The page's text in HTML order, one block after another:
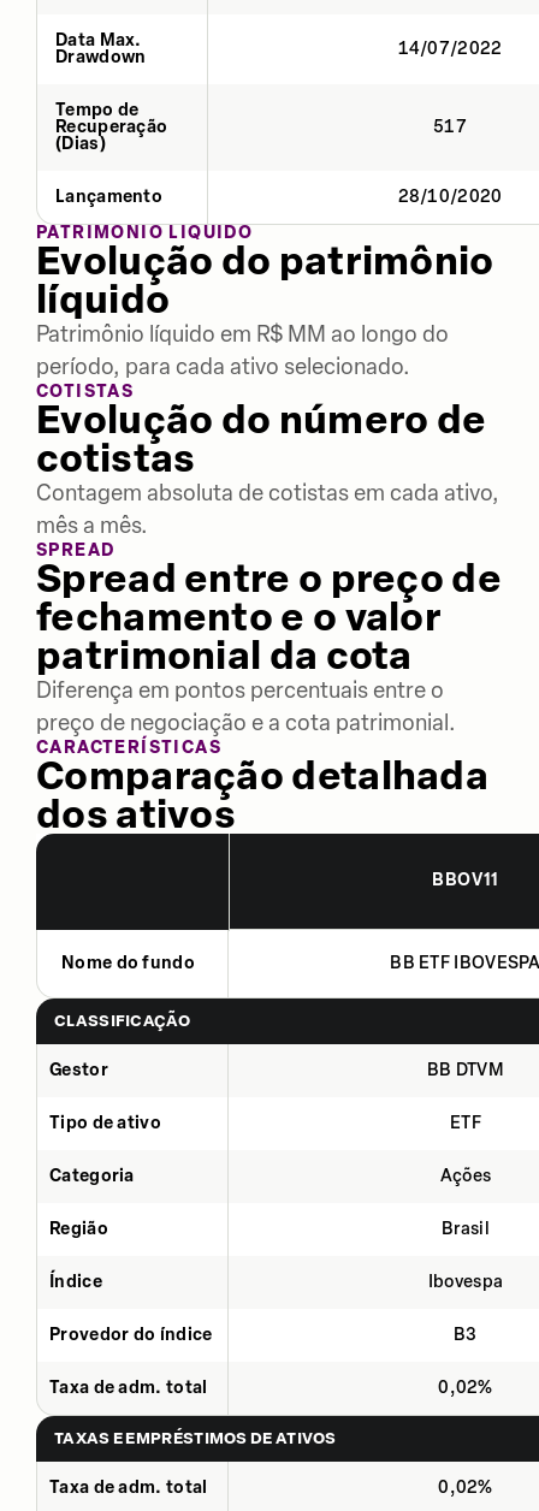
Data Max.
Drawdown
14/07/2022
Tempo de
Recuperação
(Dias)
517
Lançamento
28/10/2020
PATRIMÔNIO LÍQUIDO
Evolução do patrimônio
líquido
Patrimônio líquido em R$ MM ao longo do
período, para cada ativo selecionado.
COTISTAS
Evolução do número de
cotistas
Contagem absoluta de cotistas em cada ativo,
mês a mês.
SPREAD
Spread entre o preço de
fechamento e o valor
patrimonial da cota
Diferença em pontos percentuais entre o
preço de negociação e a cota patrimonial.
CARACTERÍSTICAS
Comparação detalhada
dos ativos
BBOV11
Nome do fundo BB ETF
CLASSIFICAÇÃO
Gestor BB DTVM
Tipo de ativo ETF
Categoria Ações
Região Brasil
Índice Ibovespa
Provedor do índice B3
Taxa de adm. total 0,02%
TAXAS E EMPRÉSTIMOS DE ATIVOS
Taxa de adm. total 0,02%